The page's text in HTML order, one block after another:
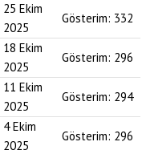
25 Ekim
2025
Gösterim: 332
18 Ekim
2025
Gösterim: 296
11 Ekim
2025
Gösterim: 294
4 Ekim
2025
Gösterim: 296